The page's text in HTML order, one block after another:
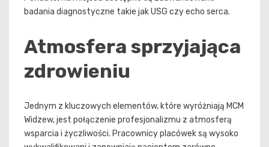
badania diagnostyczne takie jak USG czy echo serca.
Atmosfera sprzyjająca
zdrowieniu
Jednym z kluczowych elementów, które wyróżniają MCM
Widzew, jest połączenie profesjonalizmu z atmosferą
wsparcia i życzliwości. Pracownicy placówek są wysoko